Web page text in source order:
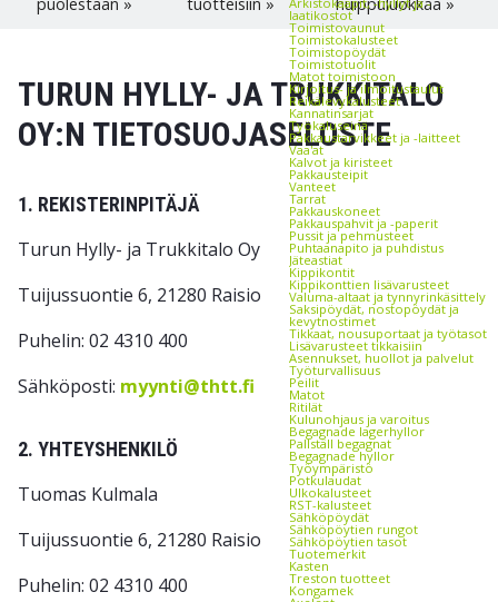
laatikostot
Toimistovaunut
Toimistokalusteet
Toimistopöydät
Toimistotuolit
Matot toimistoon
Kirjoitus- ja ilmoitustaulut
Reikälevykalusteet
Kannatinsarjat
Työkaluseinä
Pakkaustarvikkeet ja -laitteet
Vaa'at
Kalvot ja kiristeet
Pakkausteipit
Vanteet
Tarrat
Pakkauskoneet
Pakkauspahvit ja -paperit
Pussit ja pehmusteet
Puhtaanapito ja puhdistus
Jäteastiat
Kippikontit
Kippikonttien lisävarusteet
Valuma-altaat ja tynnyrinkäsittely
Saksipöydät, nostopöydät ja
kevytnostimet
Tikkaat, nousuportaat ja työtasot
Lisävarusteet tikkaisiin
Asennukset, huollot ja palvelut
Työturvallisuus
Peilit
Matot
Ritilät
Kulunohjaus ja varoitus
Begagnade lagerhyllor
Pallställ begagnat
Begagnade hyllor
Työympäristö
Potkulaudat
Ulkokalusteet
RST-kalusteet
Sähköpöydät
Sähköpöytien rungot
Sähköpöytien tasot
Tuotemerkit
Kasten
Treston tuotteet
Kongamek
TURUN HYLLY- JA TRUKKITALO
OY:N TIETOSUOJASELOSTE
1. REKISTERINPITÄJÄ
Turun Hylly- ja Trukkitalo Oy
Tuijussuontie 6, 21280 Raisio
Puhelin: 02 4310 400
Sähköposti: myynti@thtt.fi
2. YHTEYSHENKILÖ
Tuomas Kulmala
Tuijussuontie 6, 21280 Raisio
Puhelin: 02 4310 400